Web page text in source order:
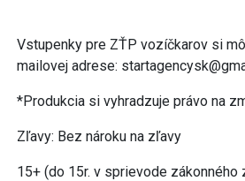
Vstupenky pre ZŤP vozíčkarov si
mailovej adrese:
*Produkcia si vyhradzuje právo na
Zľavy: Bez nároku na zľavy
15+ (do 15r. v sprievode zákonného